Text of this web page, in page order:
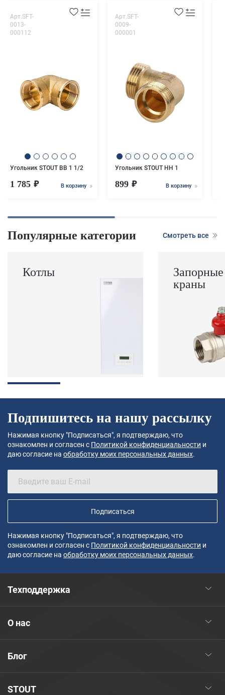
Арт.SFT-
0013-
000112
Угольник STOUT ВВ 1 1/2
1 785 В корзину
Арт.SFT-
0009-
000001
Угольник STOUT НН 1
899 В корзину
Популярные категории Смотреть все
Котлы
краны
Подпишитесь на нашу рассылку
Нажимая кнопку "Подписаться", я подтверждаю, что
ознакомлен и согласен с Политикой конфиденциальности и
даю согласие на обработку моих персональных данных.
Подписаться
Нажимая кнопку "Подписаться", я подтверждаю, что
ознакомлен и согласен с Политикой конфиденциальности и
даю согласие на обработку моих персональных данных.
STOUT
Блог
О нас
Техподдержка